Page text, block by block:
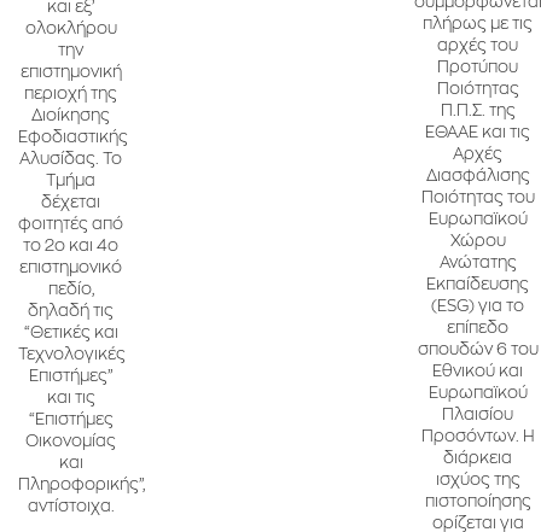
και εξ’
ολοκλήρου
την
επιστημονική
περιοχή της
Διοίκησης
Εφοδιαστικής
Αλυσίδας. Το
Τμήμα
δέχεται
φοιτητές από
το 2ο και 4ο
επιστημονικό
πεδίο,
δηλαδή τις
“Θετικές και
Τεχνολογικές
Επιστήμες”
και τις
“Επιστήμες
Οικονομίας
και
Πληροφορικής”,
αντίστοιχα.
πλήρως με τις
αρχές του
Προτύπου
Ποιότητας
Π.Π.Σ. της
ΕΘΑΑΕ και τις
Αρχές
Διασφάλισης
Ποιότητας του
Ευρωπαϊκού
Χώρου
Ανώτατης
Εκπαίδευσης
(ESG) για το
επίπεδο
σπουδών 6 του
Εθνικού και
Ευρωπαϊκού
Πλαισίου
Προσόντων. Η
διάρκεια
ισχύος της
πιστοποίησης
ορίζεται για